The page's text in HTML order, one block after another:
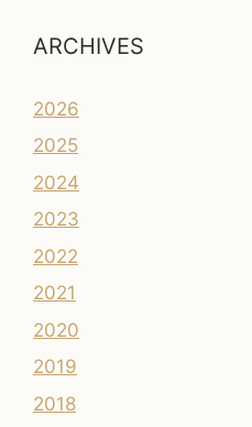
ARCHIVES
2026
2025
2024
2023
2022
2021
2020
2019
2018